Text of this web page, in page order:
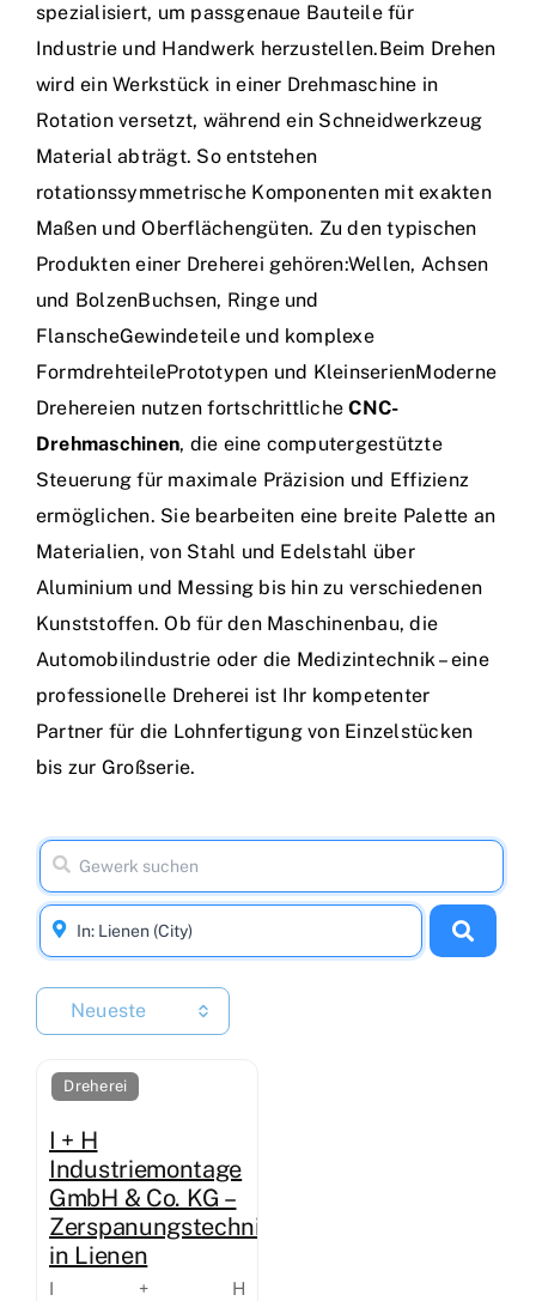
spezialisiert, um passgenaue Bauteile für
Industrie und Handwerk herzustellen.Beim Drehen
wird ein Werkstück in einer Drehmaschine in
Rotation versetzt, während ein Schneidwerkzeug
Material abträgt. So entstehen
rotationssymmetrische Komponenten mit exakten
Maßen und Oberflächengüten. Zu den typischen
Produkten einer Dreherei gehören:Wellen, Achsen
und BolzenBuchsen, Ringe und
FlanscheGewindeteile und komplexe
FormdrehteilePrototypen und KleinserienModerne
Drehereien nutzen fortschrittlicheCNC-
Drehmaschinen, die eine computergestützte
Steuerung für maximale Präzision und Effizienz
ermöglichen. Sie bearbeiten eine breite Palette an
Materialien, von Stahl und Edelstahl über
Aluminium und Messing bis hin zu verschiedenen
Kunststoffen. Ob für den Maschinenbau, die
Automobilindustrie oder die Medizintechnik – eine
professionelle Dreherei ist Ihr kompetenter
Partner für die Lohnfertigung von Einzelstücken
bis zur Großserie.
Neueste
Dreherei
I + H
Industriemontage
GmbH & Co. KG –
Zerspanungstechnik
in Lienen
I + H